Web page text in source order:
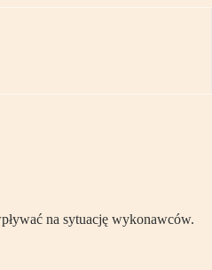
na sytuację wykonawców.